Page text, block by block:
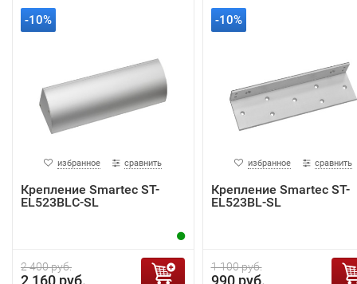
-10%
избранное сравнить
Крепление Smartec ST-
EL523BLC-SL
2 400 руб.
2 160 руб.
-10%
избранное сравнить
Крепление Smartec ST-
EL523BL-SL
1 100 руб.
990 руб.